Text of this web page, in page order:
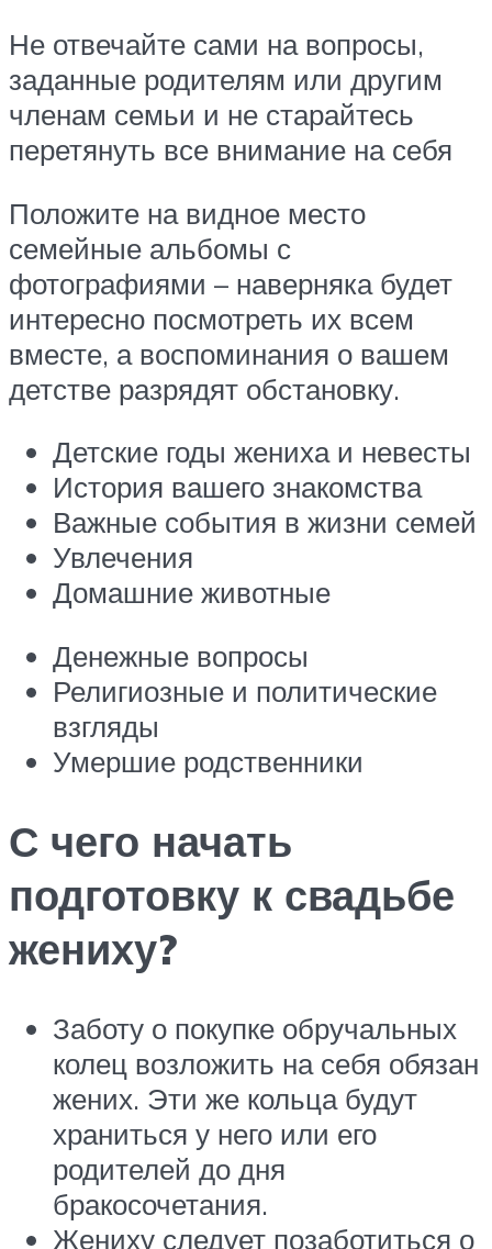
Не отвечайте сами на вопросы,
заданные родителям или другим
членам семьи и не старайтесь
перетянуть все внимание на себя
Положите на видное место
семейные альбомы с
фотографиями – наверняка будет
интересно посмотреть их всем
вместе, а воспоминания о вашем
детстве разрядят обстановку.
Детские годы жениха и невесты
История вашего знакомства
Важные события в жизни семей
Увлечения
Домашние животные
Денежные вопросы
Религиозные и политические
взгляды
Умершие родственники
С чего начать
подготовку к свадьбе
жениху?
Заботу о покупке обручальных
колец возложить на себя обязан
жених. Эти же кольца будут
храниться у него или его
родителей до дня
бракосочетания.
Жениху следует позаботиться о